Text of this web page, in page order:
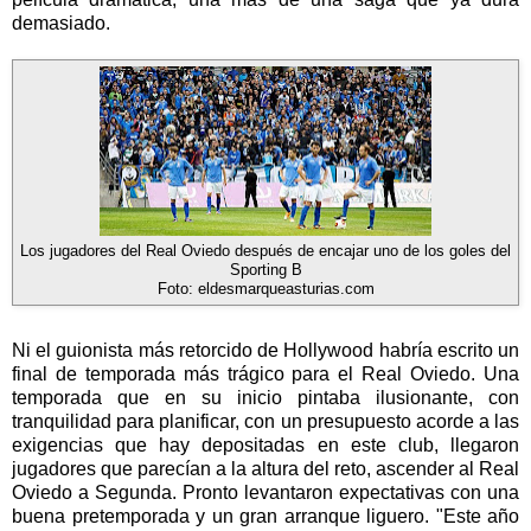
demasiado.
Los jugadores del Real Oviedo después de encajar uno de los goles del
Sporting B
Foto: eldesmarqueasturias.com
Ni el guionista más retorcido de Hollywood habría escrito un
final de temporada más trágico para el Real Oviedo. Una
temporada que en su inicio pintaba ilusionante, con
tranquilidad para planificar, con un presupuesto acorde a las
exigencias que hay depositadas en este club, llegaron
jugadores que parecían a la altura del reto, ascender al Real
Oviedo a Segunda. Pronto levantaron expectativas con una
buena pretemporada y un gran arranque liguero. "Este año